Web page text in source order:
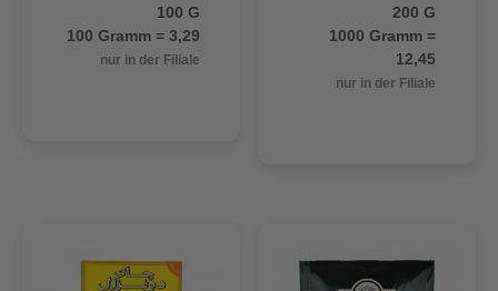
100 G
100 Gramm = 3,29
nur in der Filiale
200 G
1000 Gramm =
12,45
nur in der Filiale